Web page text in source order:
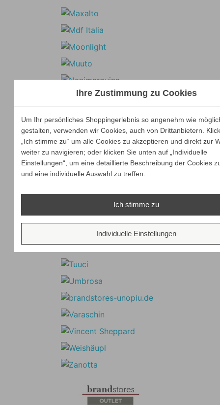
Ihre Zustimmung zu Cookies
Um Ihr persönliches Shoppingerlebnis so angenehm wie
gestalten, verwenden wir Cookies, auch von Drittanbietern.
„Ich stimme zu“ um alle Cookies zu akzeptieren und direkt zur
weiter zu navigieren; oder klicken Sie unten auf „Individuelle
Einstellungen“, um eine detaillierte Beschreibung der Cookies
und eine individuelle Auswahl zu treffen.
Ich stimme zu
Individuelle Einstellungen